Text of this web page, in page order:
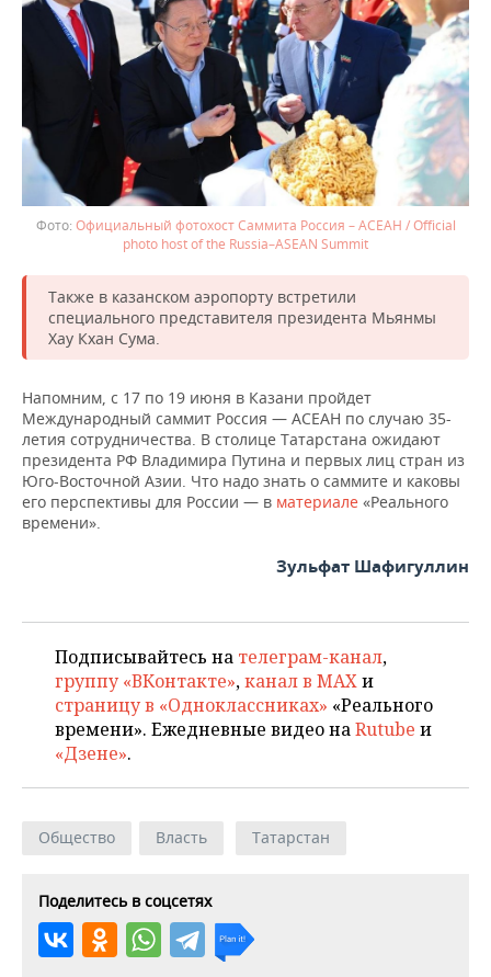
ХОККЕЙ С МЯЧОМ
ПРОИСШЕСТВИЯ
Официальный фотохост Саммита Россия – АСЕАН / Official
photo host of the Russia–ASEAN Summit
Также в казанском аэропорту встретили
специального представителя президента Мьянмы
Хау Кхан Сума.
Напомним, с 17 по 19 июня в Казани пройдет
Международный саммит Россия — АСЕАН по случаю 35-
летия сотрудничества. В столице Татарстана ожидают
президента РФ Владимира Путина и первых лиц стран из
Юго-Восточной Азии. Что надо знать о саммите и каковы
его перспективы для России — в материале «Реального
времени».
Зульфат Шафигуллин
Подписывайтесь на телеграм-канал,
группу «ВКонтакте»,канал в MAXи
страницу в «Одноклассниках» «Реального
времени». Ежедневные видео наRutube и
«Дзене».
Общество Власть Татарстан
Поделитесь в соцсетях